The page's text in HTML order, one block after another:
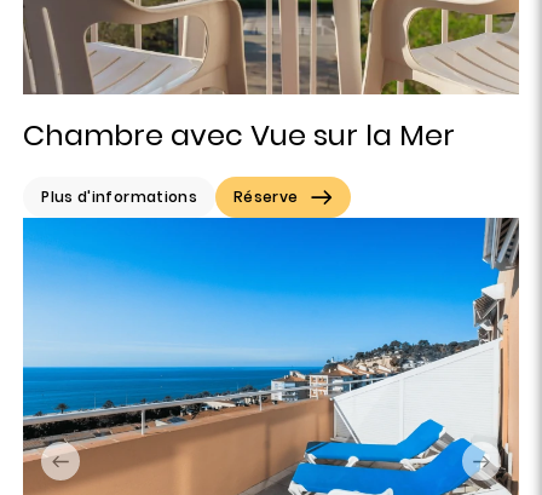
Chambre avec Vue sur la Mer
Plus d'informations Réserve